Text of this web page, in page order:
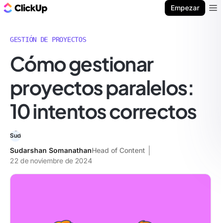
Empezar
GESTIÓN DE PROYECTOS
Cómo gestionar
proyectos paralelos:
10 intentos correctos
Sudarshan SomanathanHead of Content
22 de noviembre de 2024